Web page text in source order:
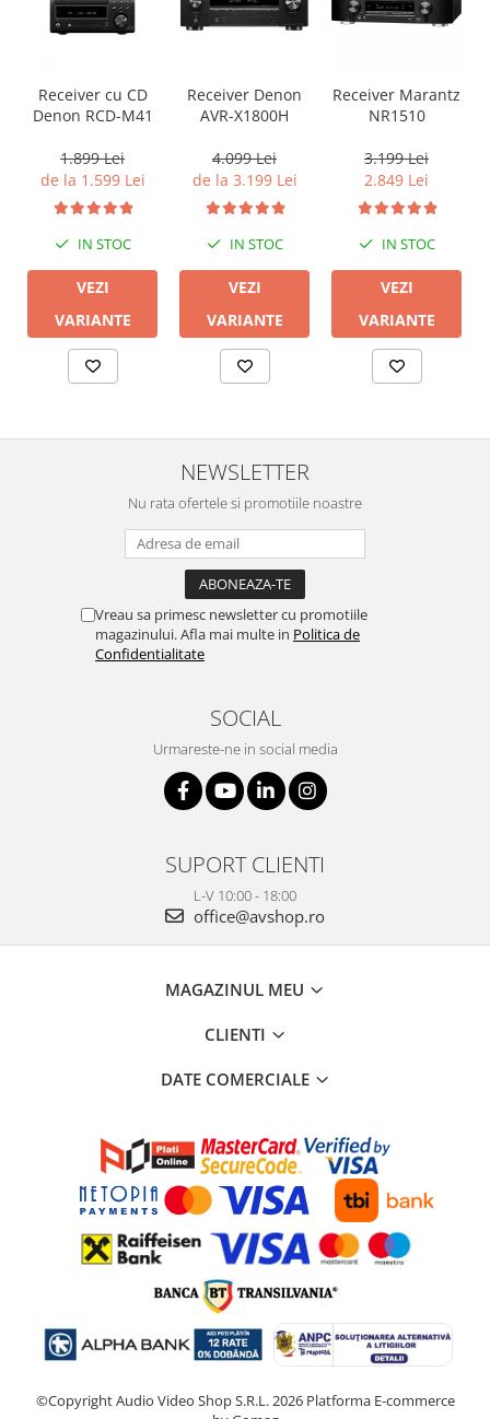
Receiver cu CD
Denon RCD-M41
1.899 Lei
de la 1.599 Lei
IN STOC
VEZI
VARIANTE
Receiver Denon
AVR-X1800H
4.099 Lei
de la 3.199 Lei
IN STOC
VEZI
VARIANTE
Receiver Marantz
NR1510
3.199 Lei
2.849 Lei
IN STOC
VEZI
VARIANTE
NEWSLETTER
Nu rata ofertele si promotiile noastre
Vreau sa primesc newsletter cu promotiile
magazinului. Afla mai multe in Politica de
Confidentialitate
SOCIAL
Urmareste-ne in social media
SUPORT CLIENTI
L-V 10:00 - 18:00
office@avshop.ro
MAGAZINUL MEU
CLIENTI
DATE COMERCIALE
©Copyright Audio Video Shop S.R.L. 2026 Platforma E-commerce